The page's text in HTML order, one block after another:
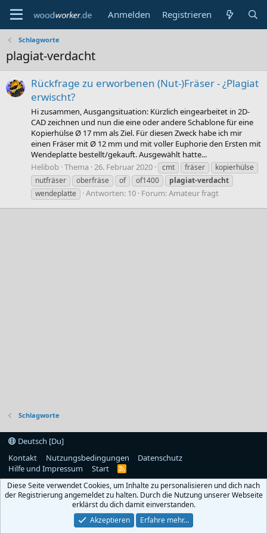
Anmelden Registrieren
Schlagworte
plagiat-verdacht
Rückfrage zu erworbenen (Nut-)Fräser - ¿Plagiat
erwischt?
Hi zusammen, Ausgangsituation: Kürzlich eingearbeitet in 2D-
CAD zeichnen und nun die eine oder andere Schablone für eine
Kopierhülse Ø 17 mm als Ziel. Für diesen Zweck habe ich mir
einen Fräser mit Ø 12 mm und mit voller Euphorie den Ersten mit
Wendeplatte bestellt/gekauft. Ausgewählt hatte...
Helibob Thema 26. Februar 2020 cmt fräser
kopierhülse
nutfräser
oberfräse of of1400
plagiat-verdacht
wendeplatte
Antworten: 10 Forum:Amateur fragt
Schlagworte
Deutsch [Du]
Kontakt
Nutzungsbedingungen
Datenschutz
Hilfe und Impressum
Start
R
S
Diese Seite verwendet Cookies, um Inhalte zu personalisieren und dich nach
der Registrierung angemeldet zu halten. Durch die Nutzung unserer Webseite
erklärst du dich damit einverstanden.
Akzeptieren
Erfahre mehr…